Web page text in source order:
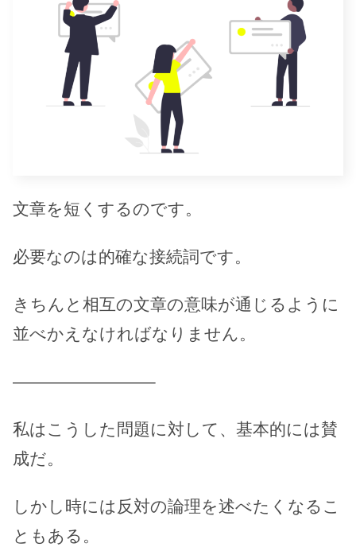
文章を短くするのです。
必要なのは的確な接続詞です。
きちんと相互の文章の意味が通じるように
並べかえなければなりません。
————————–
私はこうした問題に対して、基本的には賛
成だ。
しかし時には反対の論理を述べたくなるこ
ともある。